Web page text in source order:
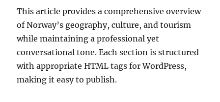
This article provides a comprehensive overview
of Norway’s geography, culture, and tourism
while maintaining a professional yet
conversational tone. Each section is structured
with appropriate HTML tags for WordPress,
making it easy to publish.